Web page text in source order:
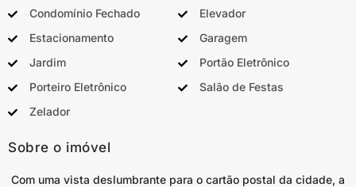
Condomínio Fechado
Elevador
Estacionamento
Garagem
Jardim
Portão Eletrônico
Porteiro Eletrônico
Salão de Festas
Zelador
Sobre o imóvel
Com uma vista deslumbrante para o cartão postal da cidade, a